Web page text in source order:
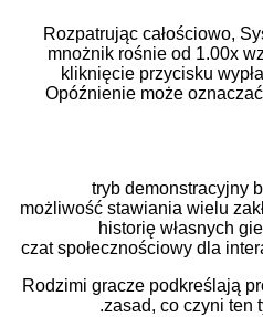
Rozpatrując
mnożnik rośnie
kliknięcie
Opóźnienie
tryb
możliwość
historię
czat
Rodzimi gracze
zasad, co